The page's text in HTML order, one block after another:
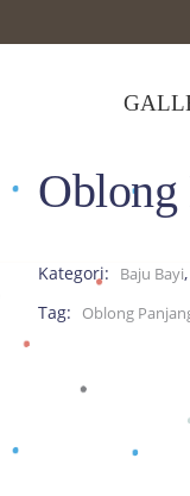
Oblong
Kategori: Baju Bayi,
Tag: Oblong